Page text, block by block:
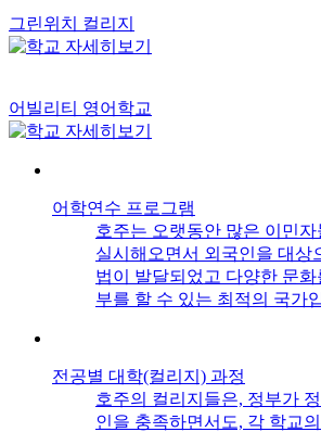
그린위치 컬리지
어빌리티 영어학교
어학연수 프로그램
호주는 오랫동안 많은 이민
실시해오면서 외국인을 대상
법이 발달되었고 다양한 문
부를 할 수 있는 최적의 국가
전공별 대학(컬리지) 과정
호주의 컬리지들은, 정부가
인을 충족하면서도, 각 학교